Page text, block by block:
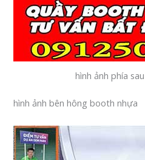
hình ảnh phía
hình ảnh bên hông booth nhựa